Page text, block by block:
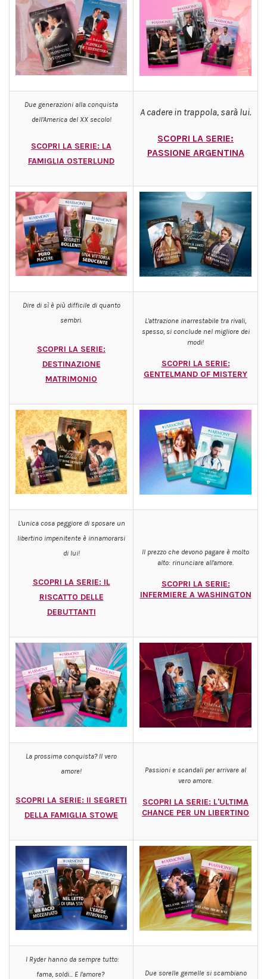
Due generazioni alla conquista
dell'America del XX secolo!
SCOPRI LA SERIE: LA
FAMIGLIA OSTERLUND
A cadere in trappola, sarà lui.
SCOPRI LA SERIE:
PASSIONE ARGENTINA
Dire di sì è più difficile di quanto
sembri.
SCOPRI LA SERIE:
DESTINAZIONE
MATRIMONIO
L'attrazione inarrestabile tra rivali,
spesso, si conclude nel migliore dei
modi!
SCOPRI LA SERIE:
GENTELMAND OF MISTERY
L'unica cosa peggiore di sposare un
libertino impenitente è innamorarsi
di lui!
SCOPRI LA SERIE: IL
RISCATTO DELLE
DEBUTTANTI
Il prezzo che devono pagare è molto
alto: rinunciare all'amore.
SCOPRI LA SERIE:
INFERMIERE A WASHINGTON
La prossima conquista? Il vero
amore!
SCOPRI LA SERIE: II SEGRETI
DELLA FAMIGLIA STOWE
Passioni e scandali per arrivare al
vero amore.
SCOPRI LA SERIE: L'ULTIMA
CHANCE PER UN LIBERTINO
I Ryder hanno da sempre tutto:
fama, soldi... E l'amore?
Due sorelle gemelle si scambiano